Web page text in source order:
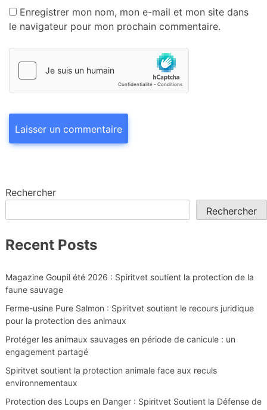
Enregistrer mon nom, mon e-mail et mon site dans
le navigateur pour mon prochain commentaire.
Rechercher
Rechercher
Recent Posts
Magazine Goupil été 2026 : Spiritvet soutient la protection de la
faune sauvage
Ferme-usine Pure Salmon : Spiritvet soutient le recours juridique
pour la protection des animaux
Protéger les animaux sauvages en période de canicule : un
engagement partagé
Spiritvet soutient la protection animale face aux reculs
environnementaux
Protection des Loups en Danger : Spiritvet Soutient la Défense de